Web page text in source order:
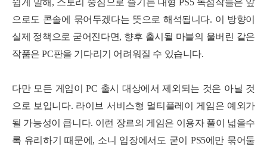
쉽게 말해, 스토리 중심으로 즐기는 대형 PS5 독점작들은 앞
으로도 콘솔에 묶어두겠다는 뜻으로 해석됩니다. 이 방향이
실제 정책으로 굳어진다면, 향후 출시될 마블의 울버린 같은
작품은 PC판을 기다리기 어려워질 수 있습니다.
다만 모든 게임이 PC 출시 대상에서 제외되는 것은 아닐 것
으로 보입니다. 라이브 서비스형 멀티플레이 게임은 예외가
될 가능성이 큽니다. 이런 장르의 게임은 이용자 풀이 넓을수
록 유리하기 때문에, 소니 입장에서도 굳이 PS5에만 묶어둘